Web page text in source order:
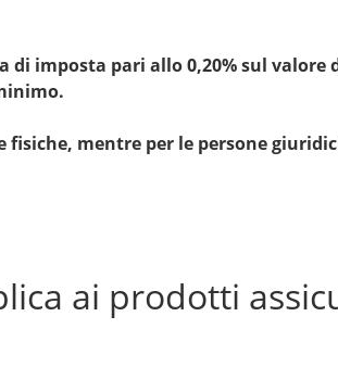
imposta pari allo 0,20% sul valore
fisiche, mentre per le persone
ai prodotti